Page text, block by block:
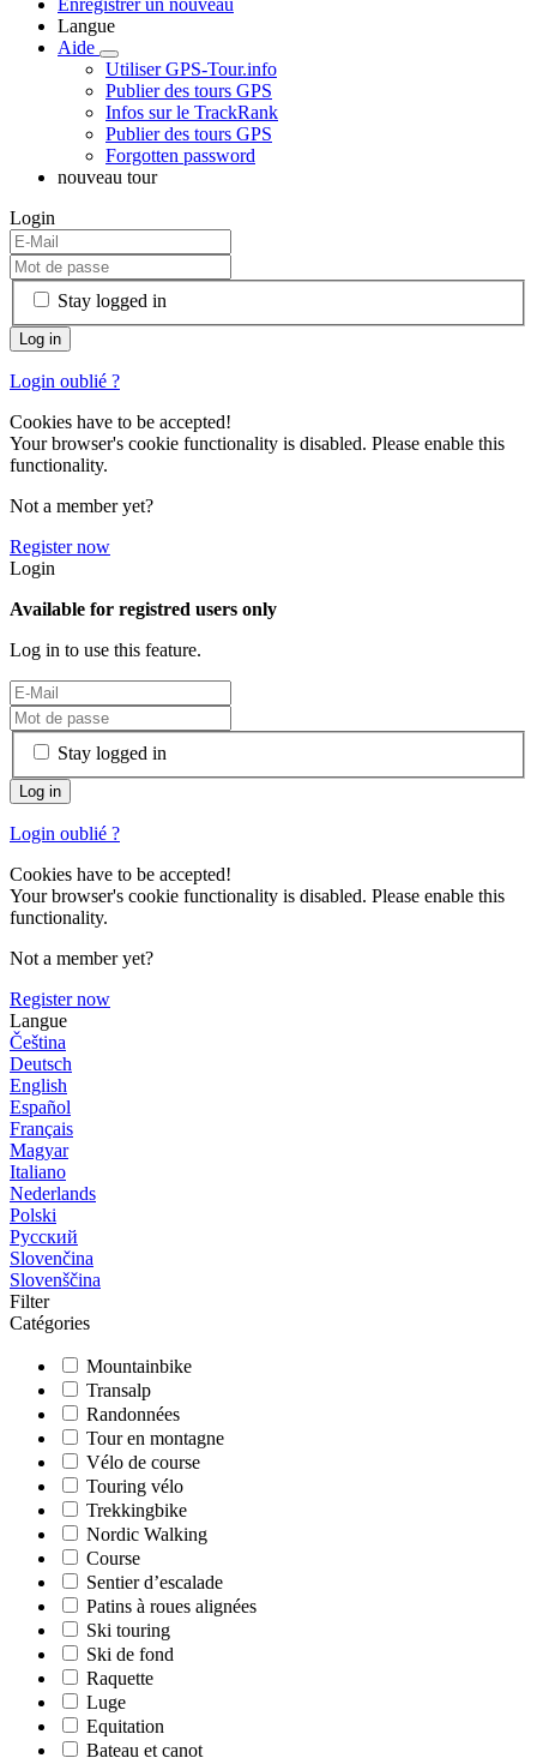
Langue
Aide
Utiliser GPS-Tour.info
Publier des tours GPS
Infos sur le TrackRank
Publier des tours GPS
Forgotten password
nouveau tour
Login
Stay logged in
Login oublié ?
Cookies have to be accepted!
Your browser's cookie functionality is disabled. Please enable this
functionality.
Not a member yet?
Register now
Login
Available for registred users only
Log in to use this feature.
Stay logged in
Login oublié ?
Cookies have to be accepted!
Your browser's cookie functionality is disabled. Please enable this
functionality.
Not a member yet?
Register now
Langue
Čeština
Deutsch
English
Español
Français
Magyar
Italiano
Nederlands
Polski
Русский
Slovenčina
Slovenščina
Filter
Catégories
Mountainbike
Transalp
Randonnées
Tour en montagne
Vélo de course
Touring vélo
Trekkingbike
Nordic Walking
Course
Sentier d’escalade
Patins à roues alignées
Ski touring
Ski de fond
Raquette
Luge
Equitation
Bateau et canot